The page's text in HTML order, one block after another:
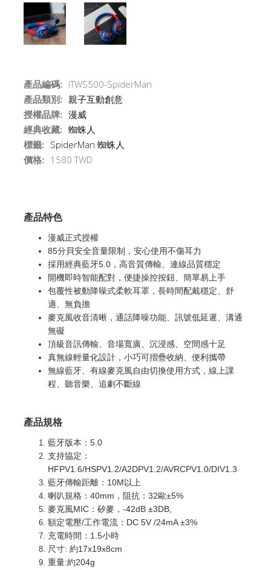
產品編碼: iTWS500-SpiderMan
產品類別: 親子互動創意
授權品牌: 漫威
經典收藏: 蜘蛛人
標籤: SpiderMan 蜘蛛人
價格: 1580 TWD
產品特色
漫威正式授權
85分貝安全音量限制，安心使用不傷耳力
採用經典藍牙5.0，高音質傳輸、連線品質穩定
開機即時智能配對，便捷操控按鈕、簡單易上手
包覆性被動降噪式柔軟耳罩，長時間配戴穩定、舒
適、無負擔
麥克風收音清晰，通話降噪功能、訊號低延遲、溝通
無礙
頂級音訊傳輸、音場寬廣、沉浸感、空間感十足
真無線輕量化設計，小巧可摺疊收納、便利攜帶
無線藍牙、有線麥克風自由切換使用方式，線上課
程、聽音樂、追劇不斷線
產品規格
藍牙版本：5.0
支持協定：
HFPV1.6/HSPV1.2/A2DPV1.2/AVRCPV1.0/DIV1.3
藍牙傳輸距離：10M以上
喇叭規格：40mm，阻抗：32歐±5%
麥克風MIC：矽麥，-42dB ±3DB,
額定電壓/工作電流：DC 5V /24mA ±3%
充電時間：1.5小時
尺寸: 約17x19x8cm
重量:約204g